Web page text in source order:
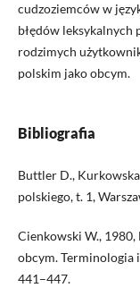
cudzoziemców w
błędów leksykalnych
rodzimych
polskim jako obcym.
Bibliografia
Buttler D.,
polskiego, t. 1,
Cienkowski W., 1980,
obcym. Terminologia
441–447.